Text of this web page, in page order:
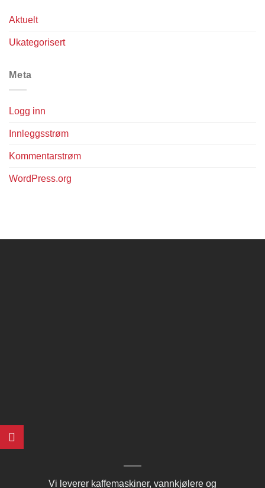
Aktuelt
Ukategorisert
Meta
Logg inn
Innleggsstrøm
Kommentarstrøm
WordPress.org
Vi leverer kaffemaskiner, vannkjølere og